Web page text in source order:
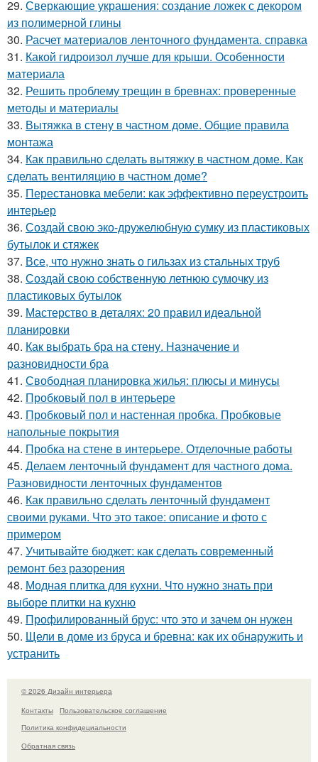
29. Сверкающие украшения: создание ложек с декором
из полимерной глины
30. Расчет материалов ленточного фундамента. справка
31. Какой гидроизол лучше для крыши. Особенности
материала
32. Решить проблему трещин в бревнах: проверенные
методы и материалы
33. Вытяжка в стену в частном доме. Общие правила
монтажа
34. Как правильно сделать вытяжку в частном доме. Как
сделать вентиляцию в частном доме?
35. Перестановка мебели: как эффективно переустроить
интерьер
36. Создай свою эко-дружелюбную сумку из пластиковых
бутылок и стяжек
37. Все, что нужно знать о гильзах из стальных труб
38. Создай свою собственную летнюю сумочку из
пластиковых бутылок
39. Мастерство в деталях: 20 правил идеальной
планировки
40. Как выбрать бра на стену. Назначение и
разновидности бра
41. Свободная планировка жилья: плюсы и минусы
42. Пробковый пол в интерьере
43. Пробковый пол и настенная пробка. Пробковые
напольные покрытия
44. Пробка на стене в интерьере. Отделочные работы
45. Делаем ленточный фундамент для частного дома.
Разновидности ленточных фундаментов
46. Как правильно сделать ленточный фундамент
своими руками. Что это такое: описание и фото с
примером
47. Учитывайте бюджет: как сделать современный
ремонт без разорения
48. Модная плитка для кухни. Что нужно знать при
выборе плитки на кухню
49. Профилированный брус: что это и зачем он нужен
50. Щели в доме из бруса и бревна: как их обнаружить и
устранить
© 2026 Дизайн интерьера
Контакты
Пользовательское соглашение
Политика конфидециальности
Обратная связь